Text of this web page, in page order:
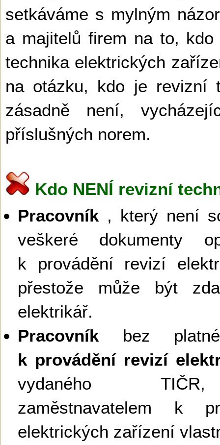
setkáváme s mylným
a majitelů firem na to,
technika elektrických
na otázku, kdo je revizní
zásadně není,
příslušných norem.
Kdo NENÍ revizní
Pracovník , který není
veškeré dokumenty
k provádění revizí
přestože může být
elektrikář.
Pracovník bez
k provádění revizí
vydaného
zaměstnavatelem k
elektrických zařízení